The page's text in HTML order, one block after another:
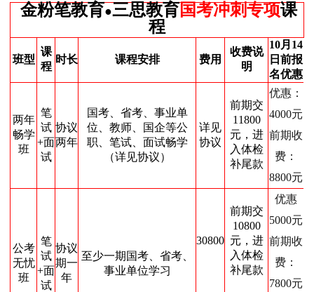
金粉笔教育●三思教育国考冲刺专项课
程
班型
课
程
时长 课程安排 费用
收费说
明
10月14
日前报
名优惠
两年
畅学
班
笔
试
+面
试
协议
两年
国考、省考、事业单
位、教师、国企等公
职、笔试、面试畅学
（详见协议）
详见
协议
前期交
11800
元，进
入体检
补尾款
优惠：
4000元
前期收
费：
8800元
公考
无忧
班
笔
试
+面
试
协议
期一
年
至少一期国考、省考、
事业单位学习
30800
前期交
10800
元，进
入体检
补尾款
优惠
5000元
前期收
费：
7800元